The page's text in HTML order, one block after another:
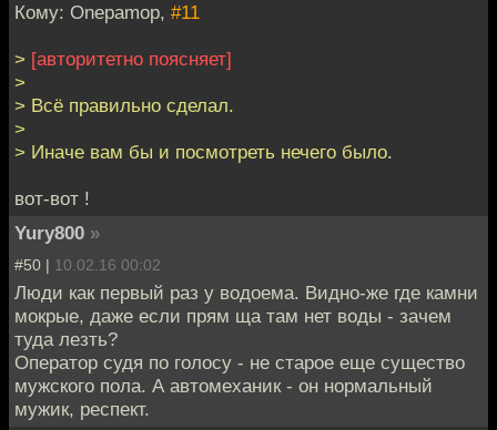
Кому: Onepamop, #11
> [авторитетно поясняет]
>
> Всё правильно сделал.
>
> Иначе вам бы и посмотреть нечего было.
вот-вот !
Yury800 »
#50 | 10.02.16 00:02
Люди как первый раз у водоема. Видно-же где камни
мокрые, даже если прям ща там нет воды - зачем
туда лезть?
Оператор судя по голосу - не старое еще существо
мужского пола. А автомеханик - он нормальный
мужик, респект.